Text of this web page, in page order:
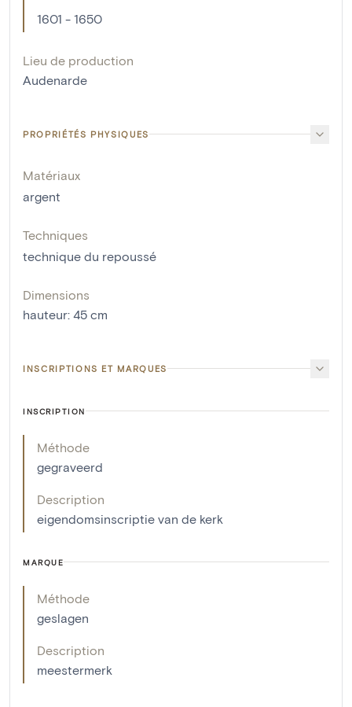
1601 - 1650
Lieu de production
Audenarde
PROPRIÉTÉS PHYSIQUES
Matériaux
argent
Techniques
technique du repoussé
Dimensions
hauteur: 45 cm
INSCRIPTIONS ET MARQUES
INSCRIPTION
Méthode
gegraveerd
Description
eigendomsinscriptie van de kerk
MARQUE
Méthode
geslagen
Description
meestermerk